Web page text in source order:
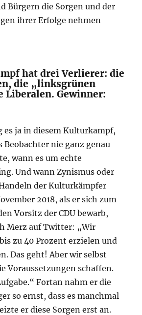
Bürgern die Sorgen und der
ihrer Erfolge nehmen
hat drei Verlierer: die
die „linksgrünen
Liberalen. Gewinner:
es ja in diesem Kulturkampf,
Beobachter nie ganz genau
wann es um echte
Und wann Zynismus oder
der Kulturkämpfer
2018, als er sich zum
Vorsitz der CDU bewarb,
Merz auf Twitter: „Wir
zu 40 Prozent erzielen und
Das geht! Aber wir selbst
Voraussetzungen schaffen.
Fortan nahm er die
so ernst, dass es manchmal
er diese Sorgen erst an.